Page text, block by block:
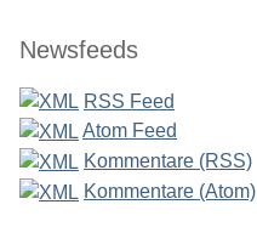
Newsfeeds
RSS Feed
Atom Feed
Kommentare (RSS)
Kommentare (Atom)